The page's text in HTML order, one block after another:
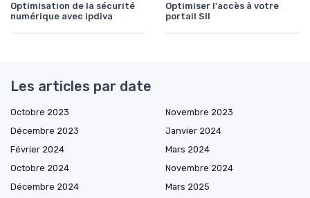
Optimisation de la sécurité
numérique avec ipdiva
Optimiser l'accès à votre
portail SII
Les articles par date
Octobre 2023
Novembre 2023
Décembre 2023
Janvier 2024
Février 2024
Mars 2024
Octobre 2024
Novembre 2024
Décembre 2024
Mars 2025